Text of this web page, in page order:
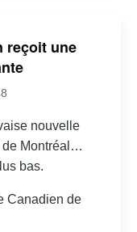
reçoit une
nouvelle
de Montréal…
bas.
Canadien de